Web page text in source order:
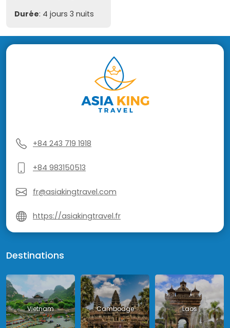
Durée: 4 jours 3 nuits
+84 243 719 1918
+84 983150513
fr@asiakingtravel.com
https://asiakingtravel.fr
Destinations
Vietnam Cambodge Laos